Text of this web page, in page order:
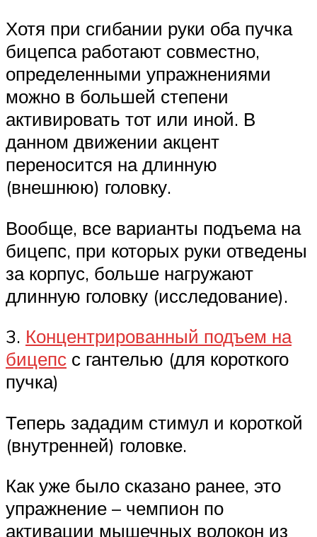
Хотя при сгибании руки оба пучка
бицепса работают совместно,
определенными упражнениями
можно в большей степени
активировать тот или иной. В
данном движении акцент
переносится на длинную
(внешнюю) головку.
Вообще, все варианты подъема на
бицепс, при которых руки отведены
за корпус, больше нагружают
длинную головку (исследование).
3. Концентрированный подъем на
бицепс с гантелью (для короткого
пучка)
Теперь зададим стимул и короткой
(внутренней) головке.
Как уже было сказано ранее, это
упражнение – чемпион по
активации мышечных волокон из